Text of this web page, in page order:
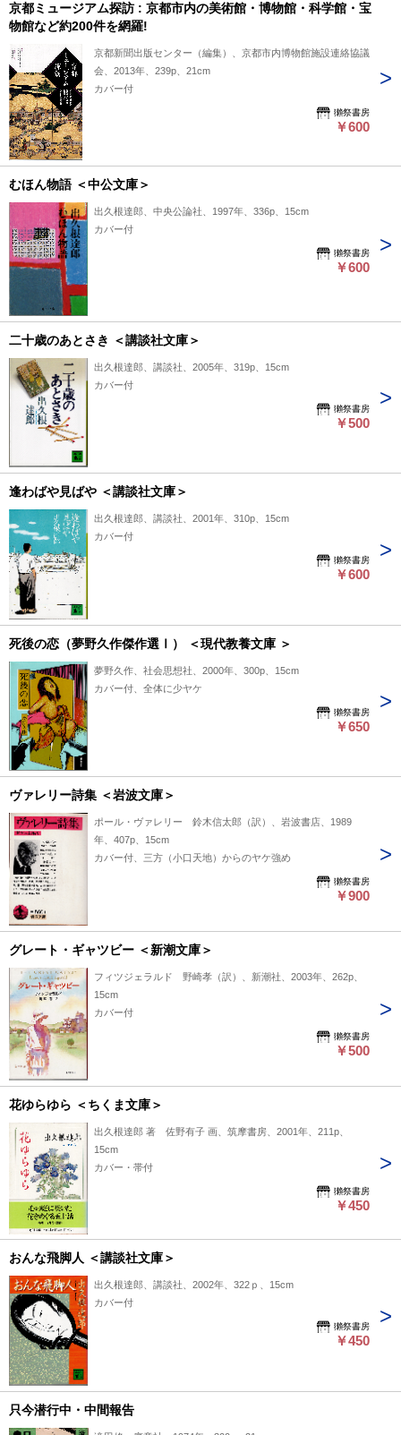
京都ミュージアム探訪 : 京都市内の美術館・博物館・科学館・宝
物館など約200件を網羅!
京都新聞出版センター（編集）、京都市内博物館施設連絡協議
会、2013年、239p、21cm
カバー付
獺祭書房
￥600
むほん物語 ＜中公文庫＞
出久根達郎、中央公論社、1997年、336p、15cm
カバー付
獺祭書房
￥600
二十歳のあとさき ＜講談社文庫＞
出久根達郎、講談社、2005年、319p、15cm
カバー付
獺祭書房
￥500
逢わばや見ばや ＜講談社文庫＞
出久根達郎、講談社、2001年、310p、15cm
カバー付
獺祭書房
￥600
死後の恋（夢野久作傑作選Ⅰ） ＜現代教養文庫 ＞
夢野久作、社会思想社、2000年、300p、15cm
カバー付、全体に少ヤケ
獺祭書房
￥650
ヴァレリー詩集 ＜岩波文庫＞
ポール・ヴァレリー 鈴木信太郎（訳）、岩波書店、1989
年、407p、15cm
カバー付、三方（小口天地）からのヤケ強め
獺祭書房
￥900
グレート・ギャツビー ＜新潮文庫＞
フィツジェラルド 野崎孝（訳）、新潮社、2003年、262p、
15cm
カバー付
獺祭書房
￥500
花ゆらゆら ＜ちくま文庫＞
出久根達郎 著 佐野有子 画、筑摩書房、2001年、211p、
15cm
カバー・帯付
獺祭書房
￥450
おんな飛脚人 ＜講談社文庫＞
出久根達郎、講談社、2002年、322ｐ、15cm
カバー付
獺祭書房
￥450
只今潜行中・中間報告